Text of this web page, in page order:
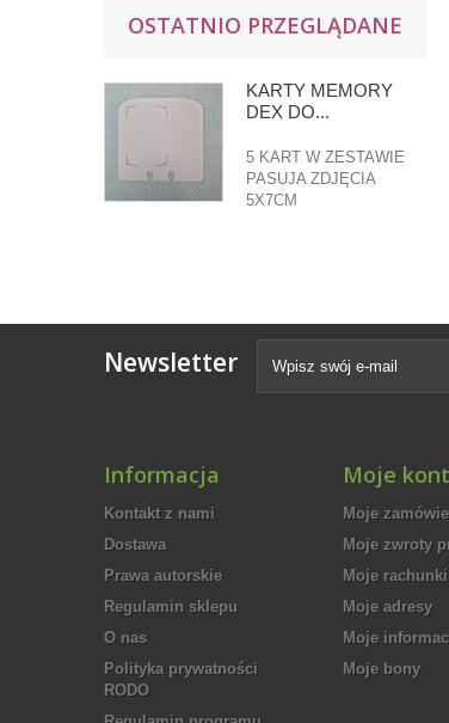
OSTATNIO PRZEGLĄDANE
KARTY MEMORY
DEX DO...
5 KART W ZESTAWIE
PASUJA ZDJĘCIA
5X7CM
Newsletter
Informacja
Kontakt z nami
Dostawa
Prawa autorskie
Regulamin sklepu
O nas
Polityka prywatności
RODO
Moje
Moje
Moje zwroty
Moje rachunki
Moje adresy
Moje
Moje bony